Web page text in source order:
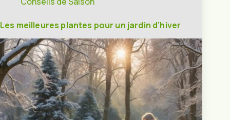
Les meilleures plantes pour un jardin d’hiver